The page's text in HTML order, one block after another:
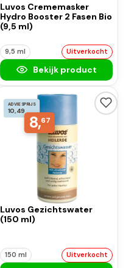
Luvos Crememasker
Hydro Booster 2 Fasen Bio
(9,5 ml)
9,5 ml Uitverkocht
Bekijk product
ADVIESPRIJS
10,49
8,67
Luvos Gezichtswater
(150 ml)
150 ml Uitverkocht